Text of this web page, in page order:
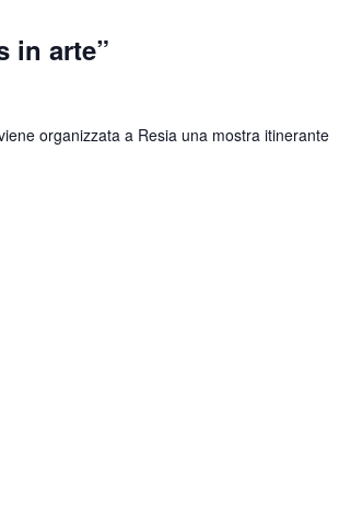
in arte”
organizzata a Resia una mostra itinerante